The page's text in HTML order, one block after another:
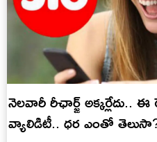
నెలవారీ రీఛార్జ్ అక్కర్లేదు.. ఈ
వ్యాలిడిటీ.. ధర ఎంతో